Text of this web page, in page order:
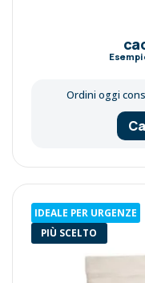
Ordini oggi
IDEALE PER URGENZE
PIÙ SCELTO